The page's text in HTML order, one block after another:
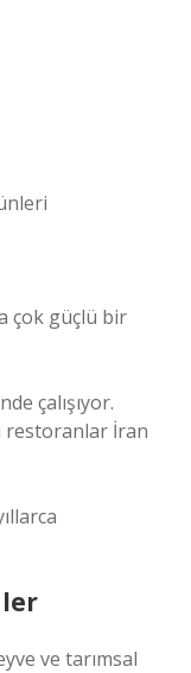
çok güçlü bir
çalışıyor.
restoranlar İran
ve tarımsal